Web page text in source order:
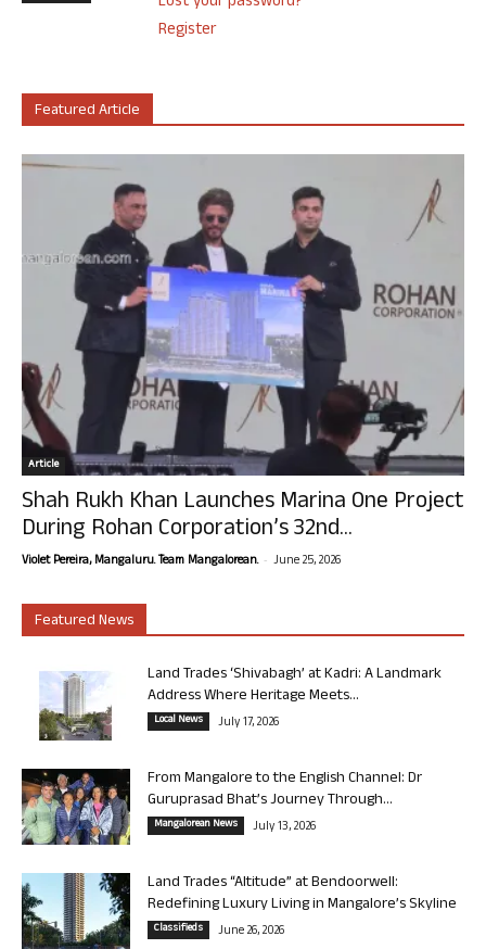
Register
Featured Article
Article
Shah Rukh Khan Launches Marina One Project
During Rohan Corporation’s 32nd...
Violet Pereira, Mangaluru. Team Mangalorean. - June 25, 2026
Featured News
Land Trades ‘Shivabagh’ at Kadri: A Landmark
Address Where Heritage Meets...
Local News July 17, 2026
From Mangalore to the English Channel: Dr
Guruprasad Bhat’s Journey Through...
Mangalorean News July 13, 2026
Land Trades “Altitude” at Bendoorwell:
Redefining Luxury Living in Mangalore’s Skyline
Classifieds June 26, 2026